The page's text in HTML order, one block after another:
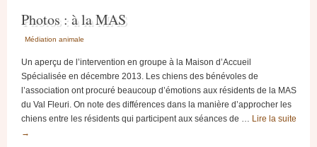
Photos : à la MAS
Médiation animale
Un aperçu de l’intervention en groupe à la Maison d’Accueil
Spécialisée en décembre 2013. Les chiens des bénévoles de
l’association ont procuré beaucoup d’émotions aux résidents de la MAS
du Val Fleuri. On note des différences dans la manière d’approcher les
chiens entre les résidents qui participent aux séances de … Lire la suite
→